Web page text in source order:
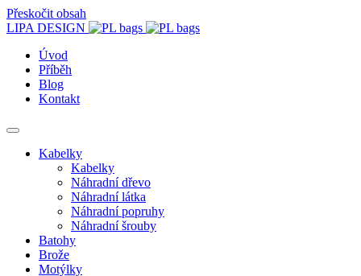
Přeskočit obsah
LIPA DESIGN
Úvod
Příběh
Blog
Kontakt
Kabelky
Kabelky
Náhradní dřevo
Náhradní látka
Náhradní popruhy
Náhradní šrouby
Batohy
Brože
Motýlky